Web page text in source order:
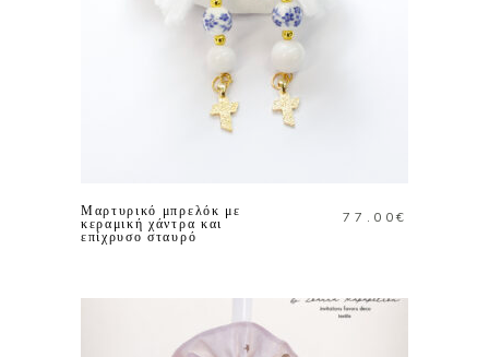
ΠΡΟΣΘΗΚΗ ΣΤΟ
Μαρτυρικό μπρελόκ με
κεραμική χάντρα και
επίχρυσο σταυρό
77.00€